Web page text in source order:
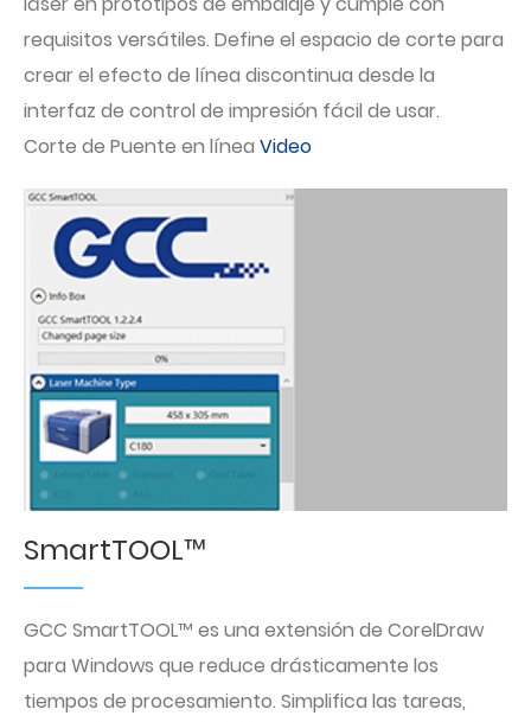
requisitos versátiles. Define el espacio de corte para
crear el efecto de línea discontinua desde la
interfaz de control de impresión fácil de usar.
Corte de Puente en línea Video
SmartTOOL™
GCC SmartTOOL™ es una extensión de CorelDraw
para Windows que reduce drásticamente los
tiempos de procesamiento. Simplifica las tareas,